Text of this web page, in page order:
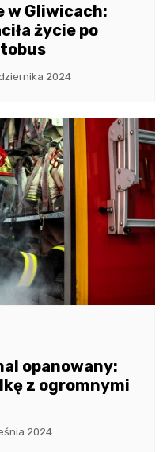
w Gliwicach:
życie po
2024
opanowany:
z ogromnymi
2024